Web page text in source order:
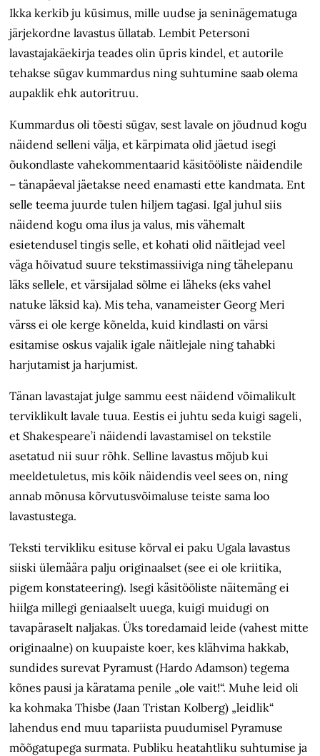
Ikka kerkib ju küsimus, mille uudse ja seninägematuga
järjekordne lavastus üllatab. Lembit Petersoni
lavastajakäekirja teades olin üpris kindel, et autorile
tehakse sügav kummardus ning suhtumine saab olema
aupaklik ehk autoritruu.
Kummardus oli tõesti sügav, sest lavale on jõudnud kogu
näidend selleni välja, et kärpimata olid jäetud isegi
õukondlaste vahekommentaarid käsitööliste näidendile
– tänapäeval jäetakse need enamasti ette kandmata. Ent
selle teema juurde tulen hiljem tagasi. Igal juhul siis
näidend kogu oma ilus ja valus, mis vähemalt
esietendusel tingis selle, et kohati olid näitlejad veel
väga hõivatud suure tekstimassiiviga ning tähelepanu
läks sellele, et värsijalad sõlme ei läheks (eks vahel
natuke läksid ka). Mis teha, vanameister Georg Meri
värss ei ole kerge kõnelda, kuid kindlasti on värsi
esitamise oskus vajalik igale näitlejale ning tahabki
harjutamist ja harjumist.
Tänan lavastajat julge sammu eest näidend võimalikult
terviklikult lavale tuua. Eestis ei juhtu seda kuigi sageli,
et Shakespeare’i näidendi lavastamisel on tekstile
asetatud nii suur rõhk. Selline lavastus mõjub kui
meeldetuletus, mis kõik näidendis veel sees on, ning
annab mõnusa kõrvutusvõimaluse teiste sama loo
lavastustega.
Teksti tervikliku esituse kõrval ei paku Ugala lavastus
siiski ülemäära palju originaalset (see ei ole kriitika,
pigem konstateering). Isegi käsitööliste näitemäng ei
hiilga millegi geniaalselt uuega, kuigi muidugi on
tavapäraselt naljakas. Üks toredamaid leide (vahest mitte
originaalne) on kuupaiste koer, kes klähvima hakkab,
sundides surevat Pyramust (Hardo Adamson) tegema
kõnes pausi ja käratama penile „ole vait!“. Muhe leid oli
ka kohmaka Thisbe (Jaan Tristan Kolberg) „leidlik“
lahendus end muu tapariista puudumisel Pyramuse
mõõgatupega surmata. Publiku heatahtliku suhtumise ja